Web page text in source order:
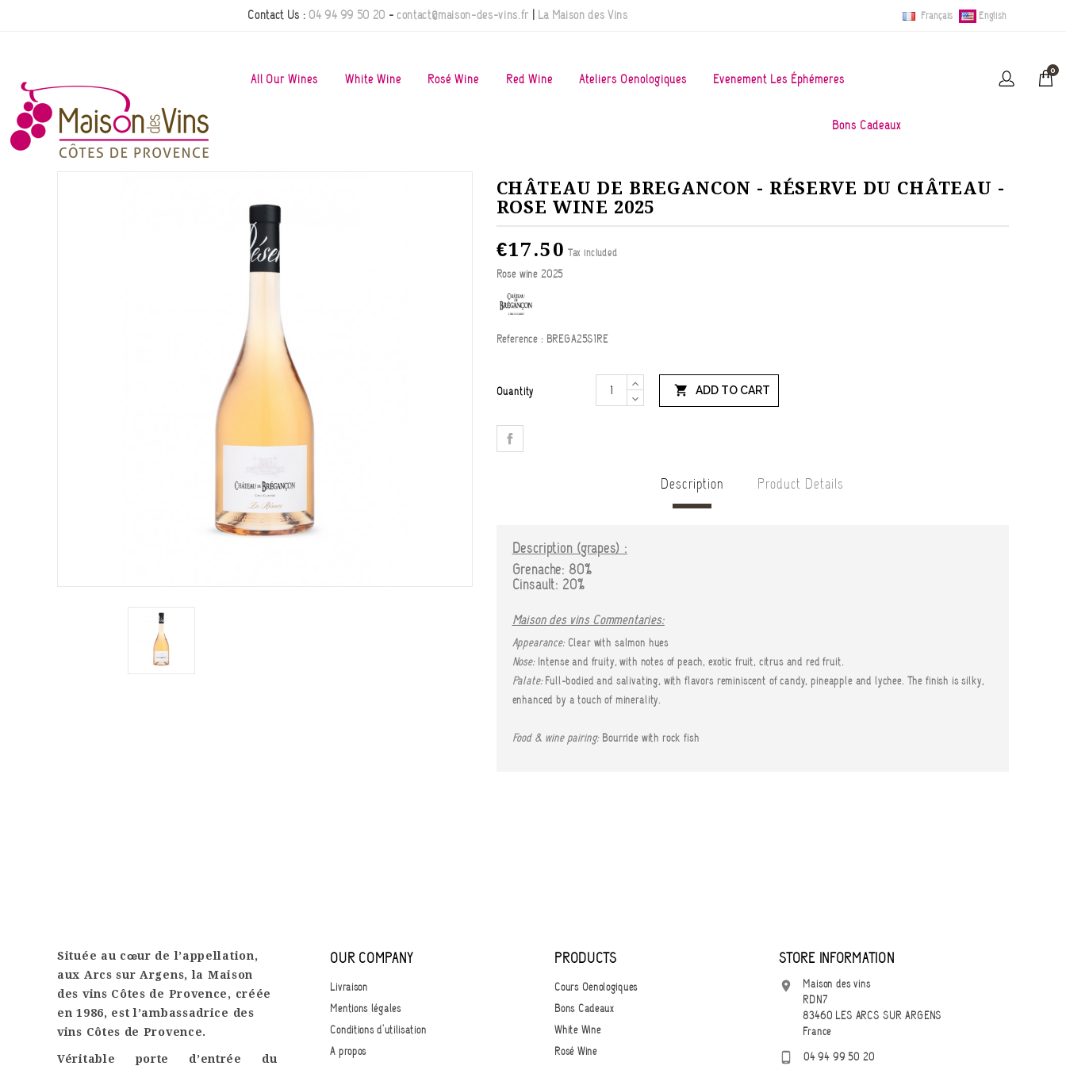
Contact Us : 04 94 99 50 20 - contact@maison-des-vins.fr La Maison des Vins Français English
0
All Our Wines White Wine Rosé Wine Red Wine Ateliers Oenologiques Evènement Les Éphémères
Bons Cadeaux
CHÂTEAU DE BREGANCON - RÉSERVE DU CHÂTEAU -
ROSE WINE 2025
€17.50 Tax included
Rose wine 2025
Reference : BREGA25S1RE
Quantity  ADD TO CART
Description Product Details
Description (grapes) :
Grenache: 80%
Cinsault: 20%
Maison des vins Commentaries:
Appearance:Clear with salmon hues
Nose: Intense and fruity, with notes of peach, exotic fruit, citrus and red fruit.
Palate:Full-bodied and salivating, with flavors reminiscent of candy, pineapple and lychee. The finish is silky,
enhanced by a touch of minerality.
Food & wine pairing: Bourride with rock fish
Située au cœur de l’appellation,
aux Arcs sur Argens,la Maison
des vins Côtes de Provence, créée
en 1986, est l’ambassadrice des
vins Côtes de Provence.
Véritable porte d’entrée du
STORE INFORMATION

Maison des vins
RDN7
83460 LES ARCS SUR ARGENS
France
 04 94 99 50 20
PRODUCTS
Cours Oenologiques
Bons Cadeaux
White Wine
Rosé Wine
OUR COMPANY
Livraison
Mentions légales
Conditions d'utilisation
A propos